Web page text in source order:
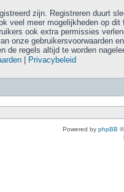
zijn. Registreren duurt
veel meer mogelijkheden op dit
ook extra permissies
onze gebruikersvoorwaarden en
de regels altijd te worden
Privacybeleid
Powered by phpBB